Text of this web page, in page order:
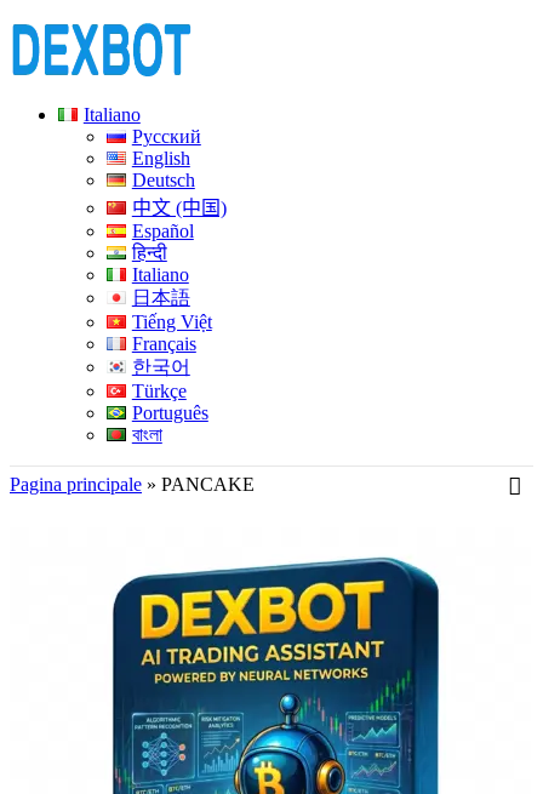
Italiano
Русский
English
Deutsch
中文 (中国)
Español
हिन्दी
Italiano
日本語
Tiếng Việt
Français
한국어
Türkçe
Português
বাংলা
Pagina principale » PANCAKE